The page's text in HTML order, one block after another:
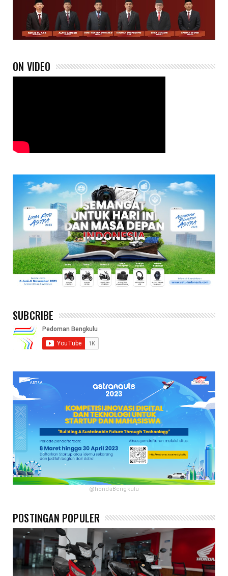
ON VIDEO
SUBCRIBE
@hondaBengkulu
POSTINGAN POPULER